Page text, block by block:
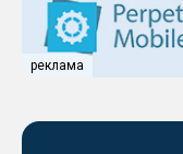
реклама